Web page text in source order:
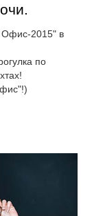
Офис-2015" в
по